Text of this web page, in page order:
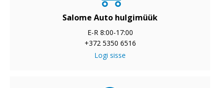
Salome Auto hulgimüük
E-R 8:00-17:00
+372 5350 6516
Logi sisse